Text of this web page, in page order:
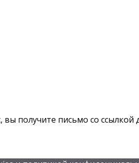
получите письмо со ссылкой